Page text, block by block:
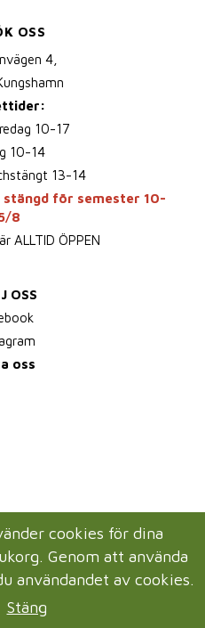
OSS
4,
10-17
10-14
13-14
stängd för semester 10-
8
ALLTID ÖPPEN
OSS
oss
Wikinggruppen
cookies för dina
Genom att använda
användandet av cookies.
Stäng